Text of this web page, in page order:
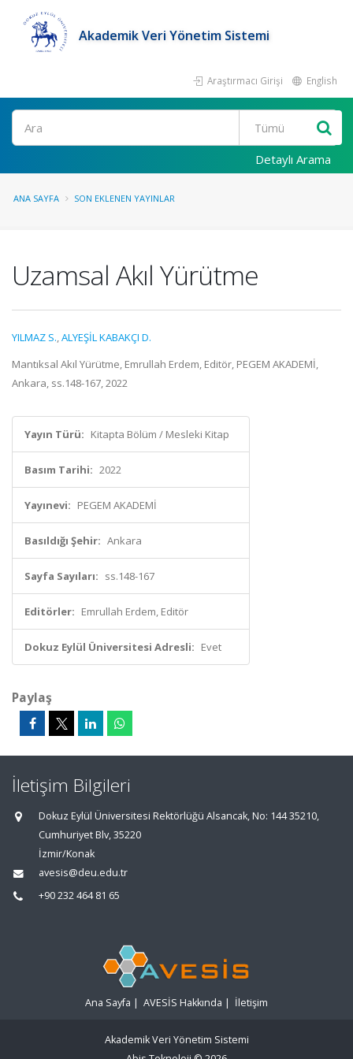
Akademik Veri Yönetim Sistemi
Araştırmacı Girişi English
Ara
Detaylı Arama
ANA SAYFA SON EKLENEN YAYINLAR
Uzamsal Akıl Yürütme
YILMAZ S.,ALYEŞİL KABAKÇI D.
Mantıksal Akıl Yürütme, Emrullah Erdem, Editör, PEGEM AKADEMİ,
Ankara, ss.148-167, 2022
Yayın Türü: Kitapta Bölüm / Mesleki Kitap
Basım Tarihi: 2022
Yayınevi: PEGEM AKADEMİ
Basıldığı Şehir: Ankara
Sayfa Sayıları: ss.148-167
Editörler: Emrullah Erdem, Editör
Dokuz Eylül Üniversitesi Adresli: Evet
Paylaş
İletişim Bilgileri
Dokuz Eylül Üniversitesi Rektörlüğü Alsancak, No: 144 35210,
Cumhuriyet Blv, 35220
İzmir/Konak
avesis@deu.edu.tr
+90 232 464 81 65
Ana Sayfa | AVESİS Hakkında | İletişim
Akademik Veri Yönetim Sistemi